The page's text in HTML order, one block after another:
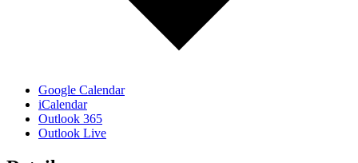
Google Calendar
iCalendar
Outlook 365
Outlook Live